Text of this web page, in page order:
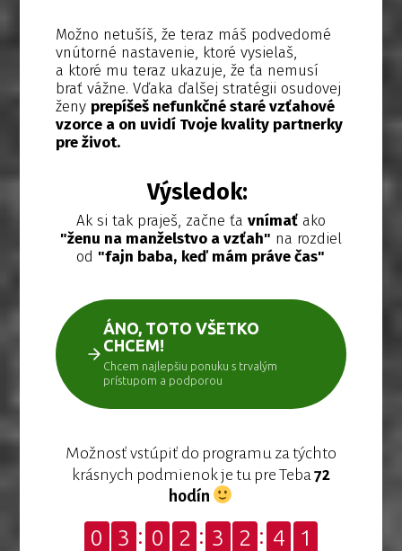
Možno netušíš, že teraz máš podvedomé
vnútorné nastavenie, ktoré vysielaš,
a ktoré mu teraz ukazuje, že ťa nemusí
brať vážne. Vďaka ďalšej stratégii osudovej
ženy prepíšeš nefunkčné staré vzťahové
vzorce a on uvidí Tvoje kvality partnerky
pre život.
Výsledok:
Ak si tak praješ, začne ťa vnímaťako
"ženu na manželstvo a vzťah" na rozdiel
od "fajn baba, keď mám práve čas"
ÁNO, TOTO VŠETKO
CHCEM!
Chcem najlepšiu ponuku s trvalým
prístupom a podporou
Možnosť vstúpiť do programu za týchto
krásnych podmienok je tu pre Teba 72
hodín
0 3 0 2 3 2 3 9